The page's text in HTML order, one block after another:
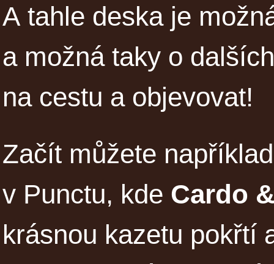
A tahle deska je
a možná taky o
na cestu a objevovat!
Začít můžete
v Punctu, kde Cardo
krásnou kazetu pokřtí